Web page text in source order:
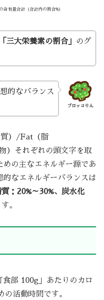
有量合計（合計内の割合%）
「三大栄養素の割合」
のグ
ブロッコりん
的なバランス
）/Fat（脂
それぞれの頭文字を取
めの主なエネルギー源であ
的なエネルギーバランスは
：20%～30%、炭水化
。
食部 100g」あたりのカロ
活動時間です。